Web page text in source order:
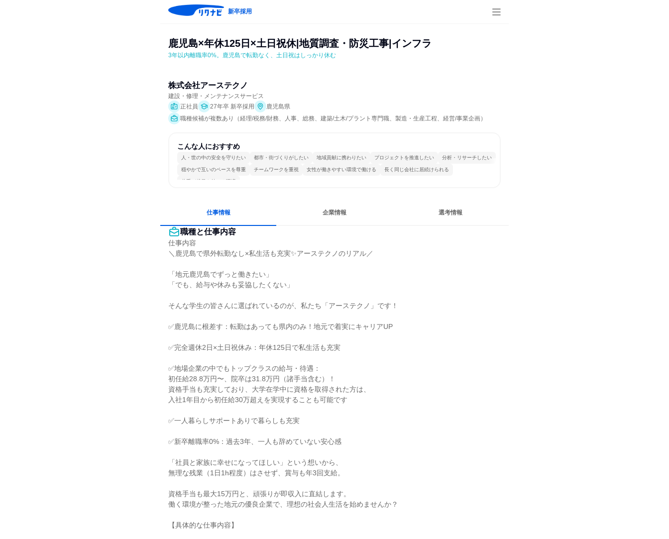
新卒採用
鹿児島×年休125日×土日祝休|地質調査・防災工事|インフラ
3年以内離職率0%。鹿児島で転勤なく、土日祝はしっかり休む
株式会社アーステクノ
建設・修理・メンテナンスサービス
正社員
27年卒 新卒採用
鹿児島県
職種候補が複数あり（経理/税務/財務、人事、総務、建築/土木/プラント専門職、製造・生産工程、経営/事業企画）
こんな人におすすめ
人・世の中の安全を守りたい 都市・街づくりがしたい 地域貢献に携わりたい プロジェクトを推進したい 分析・リサーチしたい
穏やかで互いのペースを尊重 チームワークを重視 女性が働きやすい環境で働ける 長く同じ会社に居続けられる
若手が裁量を持てる環境
仕事情報 企業情報 選考情報
職種と仕事内容
仕事内容
＼鹿児島で県外転勤なし×私生活も充実✨アーステクノのリアル／
「地元鹿児島でずっと働きたい」
「でも、給与や休みも妥協したくない」
そんな学生の皆さんに選ばれているのが、私たち「アーステクノ」です！
✅鹿児島に根差す：転勤はあっても県内のみ！地元で着実にキャリアUP
✅完全週休2日×土日祝休み：年休125日で私生活も充実
✅地場企業の中でもトップクラスの給与・待遇：
初任給28.8万円〜、院卒は31.8万円（諸手当含む）！
資格手当も充実しており、大学在学中に資格を取得された方は、
入社1年目から初任給30万超えを実現することも可能です
✅一人暮らしサポートありで暮らしも充実
✅新卒離職率0%：過去3年、一人も辞めていない安心感
「社員と家族に幸せになってほしい」という想いから、
無理な残業（1日1h程度）はさせず、賞与も年3回支給。
資格手当も最大15万円と、頑張りが即収入に直結します。
働く環境が整った地元の優良企業で、理想の社会人生活を始めませんか？
【具体的な仕事内容】